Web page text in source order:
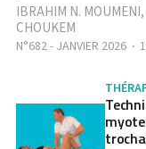
IBRAHIM N. MOUMENI,
CHOUKEM
N°682 - JANVIER 2026